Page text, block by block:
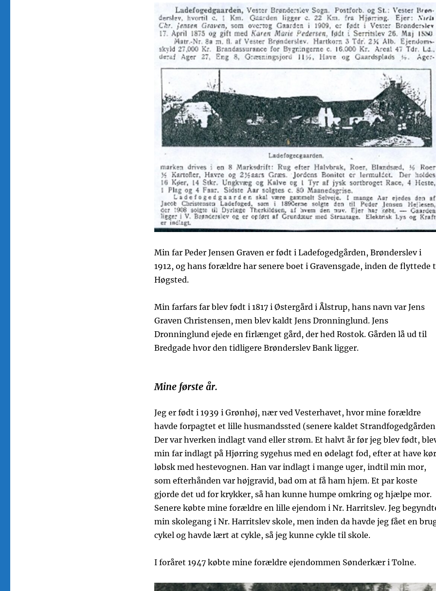
Min far Peder Jensen Graven er født i Ladefogedgården, Brønderslev i
1912, og hans forældre har senere boet i Gravensgade, inden de flyttede
Høgsted.
Min farfars far blev født i 1817 i Østergård i Ålstrup, hans navn var Jens
Graven Christensen, men blev kaldt Jens Dronninglund. Jens
Dronninglund ejede en firlænget gård, der hed Rostok. Gården lå ud til
Bredgade hvor den tidligere Brønderslev Bank ligger.
Mine første år.
Jeg er født i 1939 i Grønhøj, nær ved Vesterhavet, hvor mine forældre
havde forpagtet et lille husmandssted (senere kaldet
Der var hverken indlagt vand eller strøm. Et halvt år før jeg blev født,
min far indlagt på Hjørring sygehus med en ødelagt fod, efter at have
løbsk med hestevognen. Han var indlagt i mange uger, indtil min mor,
som efterhånden var højgravid, bad om at få ham hjem. Et par koste
gjorde det ud for krykker, så han kunne humpe omkring og hjælpe mor.
Senere købte mine forældre en lille ejendom i Nr. Harritslev. Jeg
min skolegang i Nr. Harritslev skole, men inden da havde jeg fået en
cykel og havde lært at cykle, så jeg kunne cykle til skole.
I foråret 1947 købte mine forældre ejendommen Sønderkær i Tolne.